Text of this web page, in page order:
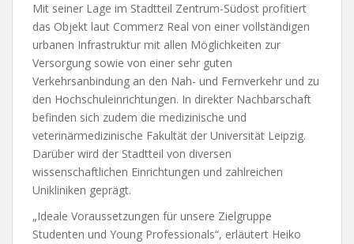
Mit seiner Lage im Stadtteil Zentrum-Südost profitiert
das Objekt laut Commerz Real von einer vollständigen
urbanen Infrastruktur mit allen Möglichkeiten zur
Versorgung sowie von einer sehr guten
Verkehrsanbindung an den Nah- und Fernverkehr und zu
den Hochschuleinrichtungen. In direkter Nachbarschaft
befinden sich zudem die medizinische und
veterinärmedizinische Fakultät der Universität Leipzig.
Darüber wird der Stadtteil von diversen
wissenschaftlichen Einrichtungen und zahlreichen
Unikliniken geprägt.
„Ideale Voraussetzungen für unsere Zielgruppe
Studenten und Young Professionals“, erläutert Heiko